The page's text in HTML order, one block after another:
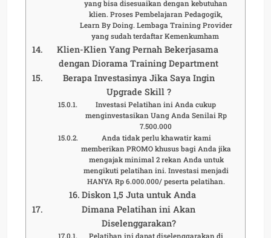
yang bisa disesuaikan dengan kebutuhan
klien. Proses Pembelajaran Pedagogik,
Learn By Doing. Lembaga Training Provider
yang sudah terdaftar Kemenkumham
Klien-Klien Yang Pernah Bekerjasama
dengan Diorama Training Department
Berapa Investasinya Jika Saya Ingin
Upgrade Skill ?
Investasi Pelatihan ini Anda cukup
menginvestasikan Uang Anda Senilai Rp
7.500.000
Anda tidak perlu khawatir kami
memberikan PROMO khusus bagi Anda jika
mengajak minimal 2 rekan Anda untuk
mengikuti pelatihan ini. Investasi menjadi
HANYA Rp 6.000.000/ peserta pelatihan.
Diskon 1,5 Juta untuk Anda
Dimana Pelatihan ini Akan
Diselenggarakan?
Pelatihan ini dapat diselenggarakan di